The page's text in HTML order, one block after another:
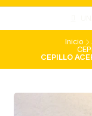
Inicio
CEPILLO